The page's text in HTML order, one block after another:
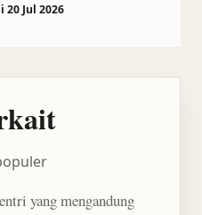
Jul 2026
yang mengandung